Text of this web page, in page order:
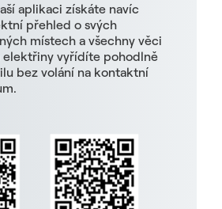
aplikaci získáte navíc
přehled o svých
místech a všechny věci
elektřiny vyřídíte pohodlně
bez volání na kontaktní